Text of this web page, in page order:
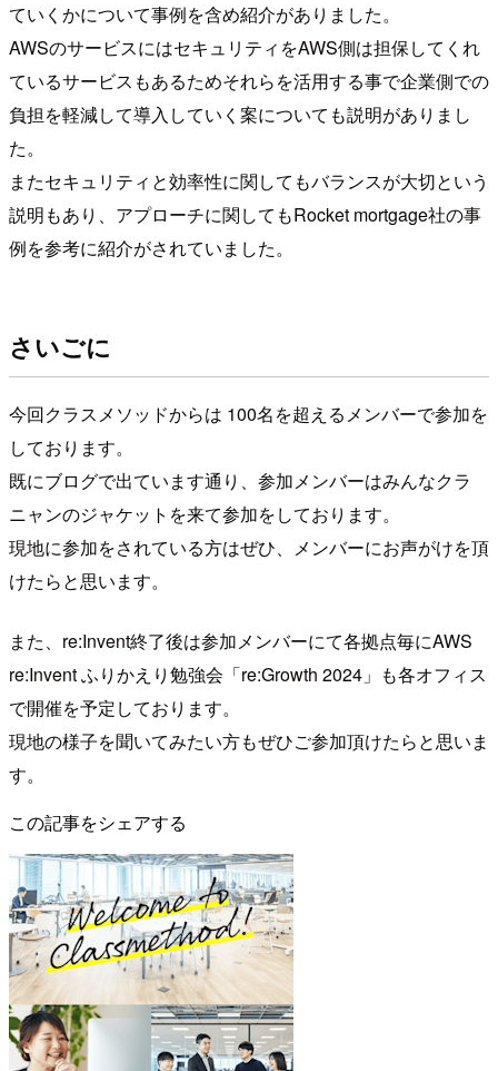
ていくかについて事例を含め紹介がありました。
AWSのサービスにはセキュリティをAWS側は担保してくれ
ているサービスもあるためそれらを活用する事で企業側での
負担を軽減して導入していく案についても説明がありまし
た。
またセキュリティと効率性に関してもバランスが大切という
説明もあり、アプローチに関してもRocket mortgage社の事
例を参考に紹介がされていました。
さいごに
今回クラスメソッドからは 100名を超えるメンバーで参加を
しております。
既にブログで出ています通り、参加メンバーはみんなクラ
ニャンのジャケットを来て参加をしております。
現地に参加をされている方はぜひ、メンバーにお声がけを頂
けたらと思います。
また、re:Invent終了後は参加メンバーにて各拠点毎にAWS
re:Invent ふりかえり勉強会「re:Growth 2024」も各オフィス
で開催を予定しております。
現地の様子を聞いてみたい方もぜひご参加頂けたらと思いま
す。
この記事をシェアする